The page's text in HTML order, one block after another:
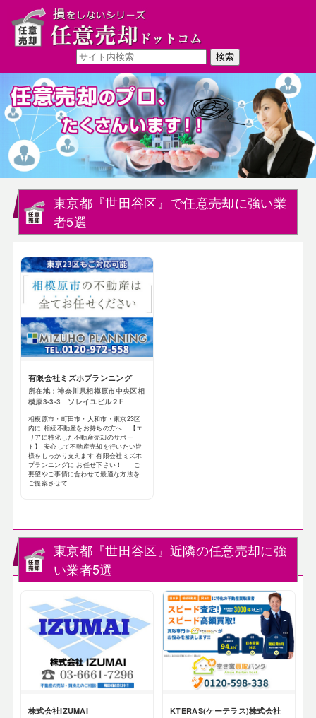
東京都『世田谷区』で任意売却に強い業
者5選
有限会社ミズホプランニング
所在地：神奈川県相模原市中央区相
模原3-3-3 ソレイユビル２F
相模原市・町田市・大和市・東京23区
内に 相続不動産をお持ちの方へ 【エ
リアに特化した不動産売却のサポー
ト】 安心して不動産売却を行いたい皆
様をしっかり支えます 有限会社ミズホ
プランニングに お任せ下さい！ ご
要望やご事情に合わせて最適な方法を
ご提案させて ...
東京都『世田谷区』近隣の任意売却に強
い業者5選
株式会社IZUMAI KTERAS(ケーテラス)株式会社